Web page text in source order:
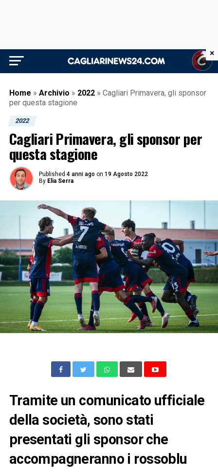
Home » Archivio » 2022 » Cagliari Primavera, gli sponsor
per questa stagione
2022
Cagliari Primavera, gli sponsor per
questa stagione
Published 4 anni ago on 19 Agosto 2022
By Elia Serra
Tramite un comunicato ufficiale
della società, sono stati
presentati gli sponsor che
accompagneranno i rossoblu
×